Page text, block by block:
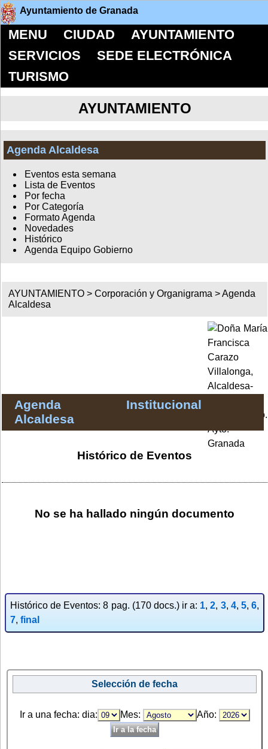
Ayuntamiento de Granada
MENU CIUDAD
AYUNTAMIENTO
SERVICIOS
SEDE ELECTRÓNICA
TURISMO
AYUNTAMIENTO
Agenda Alcaldesa
Eventos esta semana
Lista de Eventos
Por fecha
Por Categoría
Formato Agenda
Novedades
Histórico
Agenda Equipo Gobierno
AYUNTAMIENTO >Corporación y Organigrama >Agenda
Alcaldesa
Agenda Institucional
Alcaldesa
Histórico de Eventos
No se ha hallado ningún documento
Histórico de Eventos: 8 pag. (170 docs.) ir a: 1,2, 3, 4, 5,6,
7, final
Selección de fecha
Ir a una fecha: dia: Mes: Año: